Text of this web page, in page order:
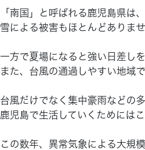
「南国」と呼ばれる鹿児島県は
雪による被害もほとんどありませ
一方で夏場になると強い日差し
また、台風の通過しやすい地域
台風だけでなく集中豪雨などの
鹿児島で生活していくためには
この数年、異常気象による大規